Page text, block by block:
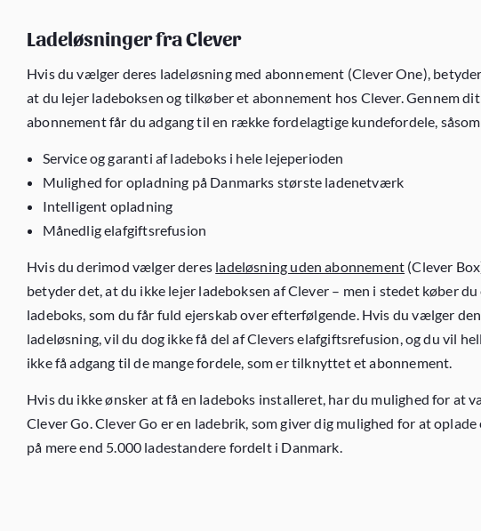
Ladeløsninger fra Clever
Hvis du vælger deres ladeløsning med abonnement (Clever One),
at du lejer ladeboksen og tilkøber et abonnement hos Clever. Gennem dit
abonnement får du adgang til en række fordelagtige kundefordele,
Service og garanti af ladeboks i hele lejeperioden
Mulighed for opladning på Danmarks største ladenetværk
Intelligent opladning
Månedlig elafgiftsrefusion
Hvis du derimod vælger deres ladeløsning uden abonnement (Clever
betyder det, at du ikke lejer ladeboksen af Clever – men i stedet køber du
ladeboks, som du får fuld ejerskab over efterfølgende. Hvis du vælger
ladeløsning, vil du dog ikke få del af Clevers elafgiftsrefusion, og du vil
ikke få adgang til de mange fordele, som er tilknyttet et abonnement.
Hvis du ikke ønsker at få en ladeboks installeret, har du mulighed for at
Clever Go. Clever Go er en ladebrik, som giver dig mulighed for at oplade
på mere end 5.000 ladestandere fordelt i Danmark.